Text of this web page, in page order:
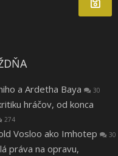
a Ardetha Baya 30
hráčov, od konca
274
Vosloo ako Imhotep 30
práva na opravu,